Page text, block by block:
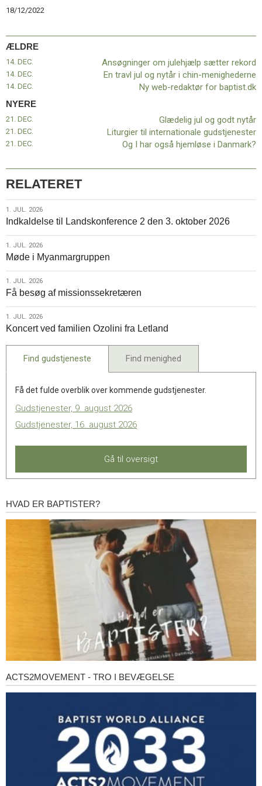
11.0:
Kalender
14.0:
Mission
16.0:
Næste
Glædelig
jul
og
nytårForrige
indlæg:
Ansøgninger
om
julehjælp
sætter
rekord
18/12/2022
ÆLDRE
14. DEC. Ansøgninger om julehjælp sætter rekord
14. DEC. En travl jul og nytår i chin-menighederne
14. DEC. Ny web-redaktør for baptist.dk
NYERE
Glædelig jul og godt nytår
21. DEC.
Liturgier til internationale gudstjenester
21. DEC.
Og I har også hjemløse i Danmark?
21. DEC.
RELATERET
1.
jul.
2026
1. JUL. 2026
Indkaldelse til Landskonference 2 den 3. oktober 2026
1.
jul.
2026
1. JUL. 2026
Møde i Myanmargruppen
1.
jul.
2026
1. JUL. 2026
Få besøg af missionssekretæren
1.
jul.
2026
1. JUL. 2026
Koncert ved familien Ozolini fra Letland
Find gudstjeneste Find menighed
Få det fulde overblik over kommende gudstjenester.
Gudstjenester, 9. august 2026
Gudstjenester, 16. august 2026
Gå til oversigt
Hvad
er
HVAD ER BAPTISTER?
Acts2Movement
ACTS2MOVEMENT - TRO I BEVÆGELSE